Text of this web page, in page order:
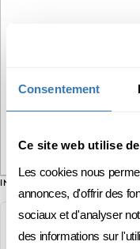
Consentement
Ce site web utilise
Les cookies nous
annonces, d'offrir des
sociaux et d'analyser
des informations sur
INFORMATIONS SUR LA